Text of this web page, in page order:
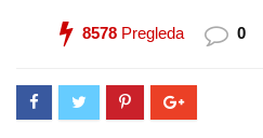
8578 Pregleda 0